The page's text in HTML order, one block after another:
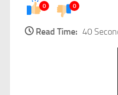
0 0
Read Time: 40